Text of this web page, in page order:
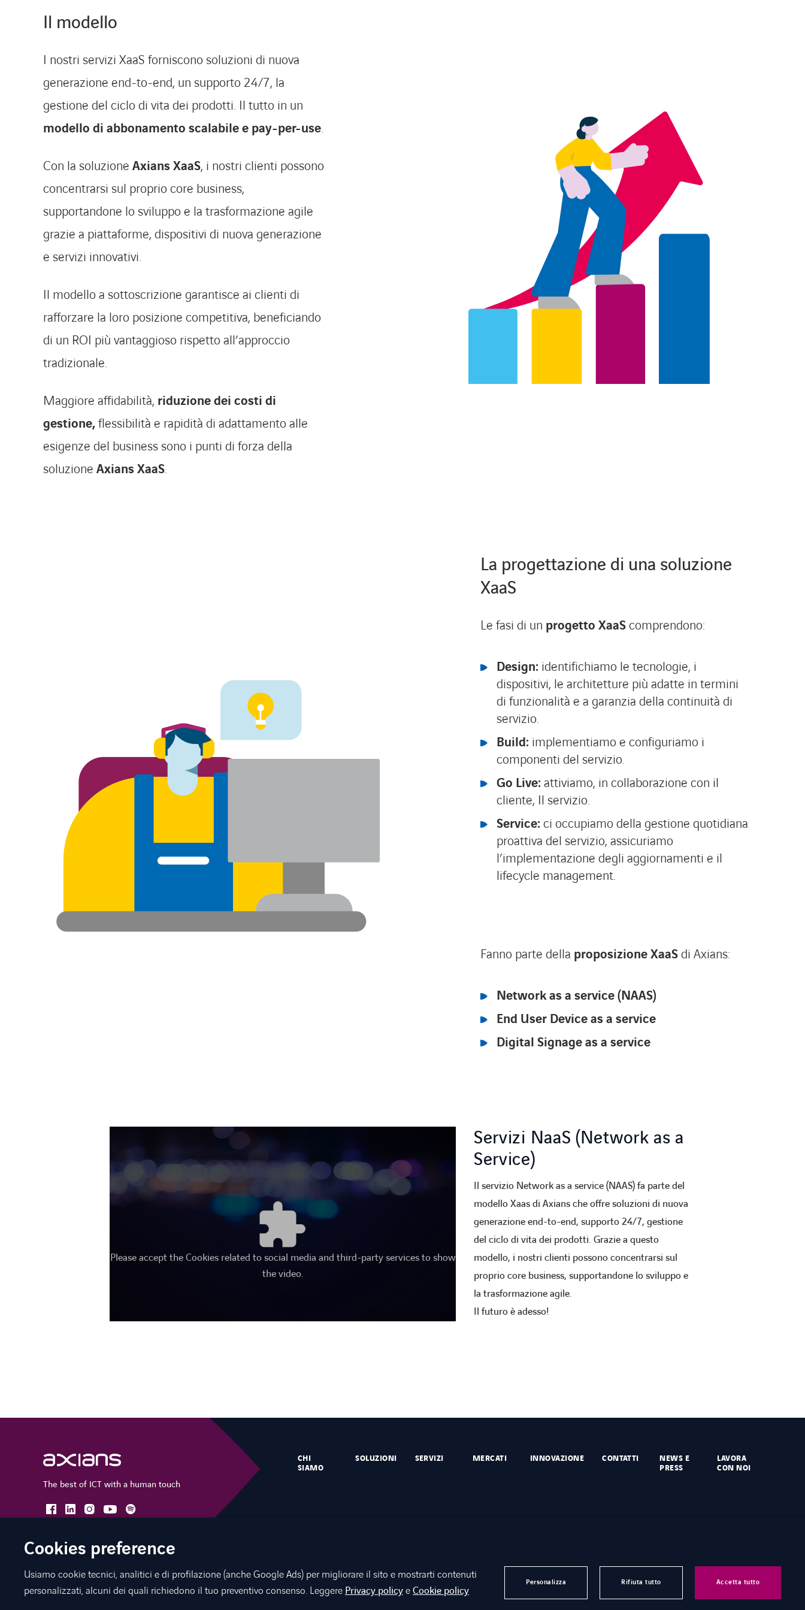
Il modello
I nostri servizi XaaS forniscono soluzioni di nuova
generazione end-to-end, un supporto 24/7, la
gestione del ciclo di vita dei prodotti. Il tutto in un
modello di abbonamento scalabile e pay-per-use.
Con la soluzione Axians XaaS, i nostri clienti possono
concentrarsi sul proprio core business,
supportandone lo sviluppo e la trasformazione agile
grazie a piattaforme, dispositivi di nuova generazione
e servizi innovativi.
Il modello a sottoscrizione garantisce ai clienti di
rafforzare la loro posizione competitiva, beneficiando
di un ROI più vantaggioso rispetto all’approccio
tradizionale.
Maggiore affidabilità, riduzione dei costi di
gestione,flessibilità e rapidità di adattamento alle
esigenze del business sono i punti di forza della
soluzione Axians XaaS.
La progettazione di una soluzione
XaaS
Le fasi di un progetto XaaScomprendono:
Design: identifichiamo le tecnologie, i
dispositivi, le architetture più adatte in termini
di funzionalità e a garanzia della continuità di
servizio.
Build: implementiamo e configuriamo i
componenti del servizio.
Go Live:attiviamo, in collaborazione con il
cliente, Il servizio.
Service:ci occupiamo della gestione quotidiana
proattiva del servizio, assicuriamo
l’implementazione degli aggiornamenti e il
lifecycle management.
Fanno parte della proposizione XaaSdi Axians:
Network as a service (NAAS)
End User Device as a service
Digital Signage as a service
Servizi NaaS (Network as a
Service)
Il servizio Network as a service (NAAS) fa parte del
modello Xaas di Axians che offre soluzioni di nuova
generazione end-to-end, supporto 24/7, gestione
del ciclo di vita dei prodotti. Grazie a questo
modello, i nostri clienti possono concentrarsi sul
proprio core business, supportandone lo sviluppo e
la trasformazione agile.
Il futuro è adesso!
Please accept the Cookies related to social media and third-party services to show
the video.
The best of ICT with a human touch
facebooklinkedininstagram
youtubespotify
CHI
SIAMO
SOLUZIONI SERVIZI MERCATI INNOVAZIONE CONTATTI
NEWS E
PRESS
LAVORA
CON NOI
Privacy Policy Cookies Legal Notice Accessibilità Documenti Axians Italia
Cookies preference
Usiamo cookie tecnici, analitici e di profilazione (anche Google Ads) per migliorare il sito e mostrarti contenuti
personalizzati, alcuni dei quali richiedono il tuo preventivo consenso. Leggere Privacy policyeCookie policy
Personalizza Rifiuta tutto Accetta tutto